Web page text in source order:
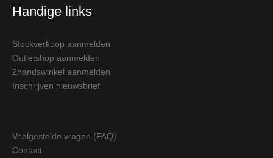
Handige links
Stockverkoop aanmelden
Outletshop aanmelden
2handswinkel aanmelden
Inschrijven nieuwsbrief
Veelgestelde vragen (FAQ)
Contact